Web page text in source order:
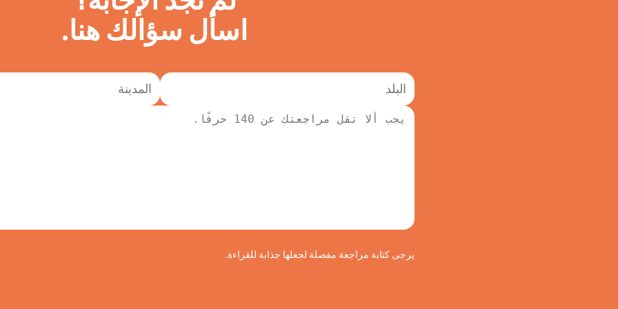
اسأل سؤالك هنا.
يرجى كتابة مراجعة مفصلة لجعلها جذابة للقراءة.